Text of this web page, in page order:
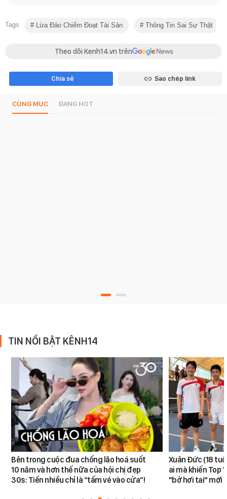
Tags Lừa Đảo Chiếm Đoạt Tài Sản Thông Tin Sai Sự Thật
Theo dõi Kenh14.vn trên
Chia sẻ Sao chép link
CÙNG MỤC ĐANG HOT
TIN NỔI BẬT KÊNH14
Bên trong cuộc đua chống lão hoá suốt
10 năm và hơn thế nữa của hội chị đẹp
30s: Tiền nhiều chỉ là “tấm vé vào cửa”!
Xuân Đức (18
ai mà khiến Top
"bở hơi tai" mới